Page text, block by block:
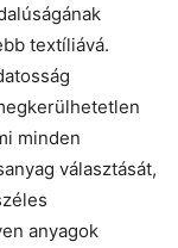
textíliává.
minden
választását,
anyagok